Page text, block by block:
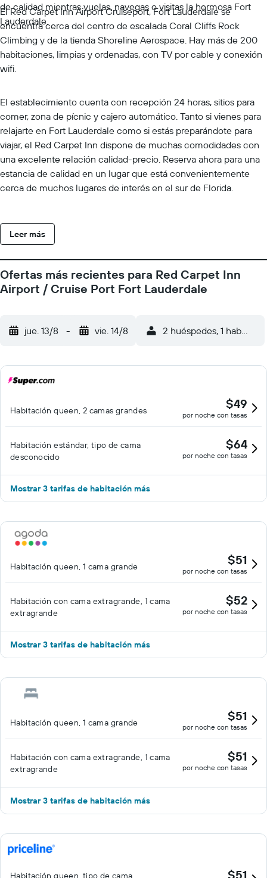
de calidad mientras vuelas, navegas o visitas la hermosa Fort
Lauderdale.
El Red Carpet Inn Airport Cruiseport, Fort Lauderdale se
encuentra cerca del centro de escalada Coral Cliffs Rock
Climbing y de la tienda Shoreline Aerospace. Hay más de 200
habitaciones, limpias y ordenadas, con TV por cable y conexión
wifi.
El establecimiento cuenta con recepción 24 horas, sitios para
comer, zona de pícnic y cajero automático. Tanto si vienes para
relajarte en Fort Lauderdale como si estás preparándote para
viajar, el Red Carpet Inn dispone de muchas comodidades con
una excelente relación calidad-precio. Reserva ahora para una
estancia de calidad en un lugar que está convenientemente
cerca de muchos lugares de interés en el sur de Florida.
Leer más
Ofertas más recientes para Red Carpet Inn
Airport / Cruise Port Fort Lauderdale
jue. 13/8 - vie. 14/8 2 huéspedes, 1
Habitación queen, 2 camas grandes $49
por noche con tasas
Habitación estándar, tipo de cama
desconocido
$64
por noche con tasas
Mostrar 3 tarifas de habitación más
Habitación queen, 1 cama grande $51
por noche con tasas
Habitación con cama extragrande, 1 cama
extragrande
$52
por noche con tasas
Mostrar 3 tarifas de habitación más
Habitación queen, 1 cama grande $51
por noche con tasas
Habitación con cama extragrande, 1 cama
extragrande
$51
por noche con tasas
Mostrar 3 tarifas de habitación más
Habitación queen, tipo de cama $51